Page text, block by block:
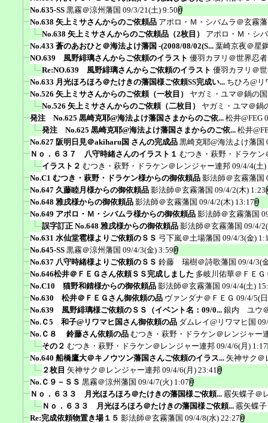
No.635-SS 黒霧＠涼州藩国 09/3/21(土) 9:50
No.638 矢上ミサさんからのご依頼品 アポロ・Ｍ・シバムラ＠玄霧
No.638 矢上ミサさんからのご依頼品（2枚目）
アポロ・Ｍ・シ
No.433 蒼のあおひと＠海法よけ藩国 -(2008/08/02(S... 葉崎京夜＠星
NO.639 風野緋璃さんからご依頼のイラスト 優羽カヲリ＠世界忍
Re:NO.639 風野緋璃さんからご依頼のイラスト 優羽カヲリ＠
No.633 月光ほろほろ＠たけきの藩国様ご依頼SS完成い... ちひろ@リ
No.526 矢上ミサさんからのご依頼（一枚目）
ヤガミ・ユマ＠鍋の国
No.526 矢上ミサさんからのご依頼（二枚目）
ヤガミ・ユマ＠鍋
発注 No.625 黒崎克耶@海法よけ藩国さまからのご依... 松井@FEG
発注 No.625 黒崎克耶@海法よけ藩国さまからのご依... 松井
No.627 阪明日見＠akiharu国 さんの完成品 黒崎克耶@海法よけ藩国
Ｎｏ．６３７ 八守時緒さんのイラスト１ むつき・萩野・ドラケン
イラスト２ むつき・萩野・ドラケン＠レンジャー連邦 09/4/4(土)
No.C1 むつき・萩野・ドラケン様からの御依頼品 影法師＠玄霧藩国
No.647 久藤睦月様からの御依頼品 影法師＠玄霧藩国 09/4/2(木) 1:23
No.648 雅戌様からの御依頼品 影法師＠玄霧藩国 09/4/2(木) 13:17
No.649 アポロ・Ｍ・シバムラ様からの御依頼品 影法師＠玄霧藩国
誤字訂正 No.648 雅戌様からの御依頼品 影法師＠玄霧藩国 09/4/
No.631 水仙堂雹様よりご依頼のＳＳ 弓下嵐＠土場藩国 09/4/3(金)
No.645-SS 黒霧＠涼州藩国 09/4/3(金) 3:59
No.637 八守時緒様よりご依頼のＳＳ 鈴藤 瑞樹＠詩歌藩国 09/4/3(
No.646松井＠ＦＥＧさん依頼ＳＳ完成しました 多岐川佑華＠ＦＥＧ
No.C10 猫野和錆様からの御依頼品 影法師＠玄霧藩国 09/4/4(土)
No.630 松井＠ＦＥＧさん御依頼の品 ヴァンダナ＠ＦＥＧ 09/4/5(
No.639 風野緋璃様ご依頼のＳＳ（イベント名：09/0... 銀内 ユウ
No.Ｃ5 和子@リワマヒ国さん御依頼の品 ダムレイ@リワマヒ国
No.Ｃ８ 鈴藤さん依頼の品 むつき・萩野・ドラケン＠レンジャー
その２ むつき・萩野・ドラケン＠レンジャー連邦 09/4/6(月) 1:17
No.640 船橋鷹大＠キノウツン藩国さんご依頼のイラス... 矢神サク＠
２枚目 矢神サク＠レンジャー連邦 09/4/6(月) 23:41
No.Ｃ９－ＳＳ 黒霧＠涼州藩国 09/4/7(火) 1:07
Ｎｏ．６３３ 月光ほろほろ＠たけきの藩国様ご依頼... 霰矢蝶子＠
Ｎｏ．６３３ 月光ほろほろ＠たけきの藩国様ご依頼... 霰矢蝶
Re:完成依頼物置き場１５ 影法師＠玄霧藩国 09/4/8(水) 22:27